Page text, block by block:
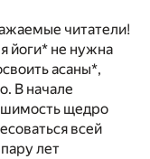
читатели!
йоги* не нужна
асаны*,
В начале
щедро
всей
лет